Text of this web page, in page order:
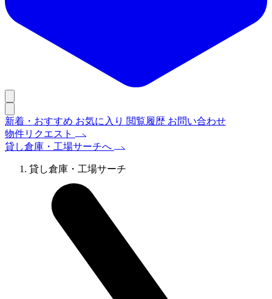
新着・おすすめ お気に入り 閲覧履歴 お問い合わせ
物件リクエスト
貸し倉庫・工場サーチへ
貸し倉庫・工場サーチ